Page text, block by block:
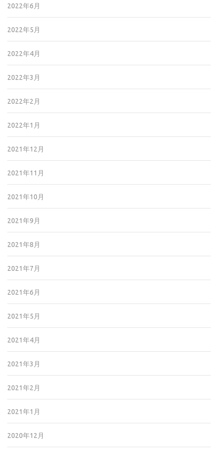
2022年6月
2022年5月
2022年4月
2022年3月
2022年2月
2022年1月
2021年12月
2021年11月
2021年10月
2021年9月
2021年8月
2021年7月
2021年6月
2021年5月
2021年4月
2021年3月
2021年2月
2021年1月
2020年12月